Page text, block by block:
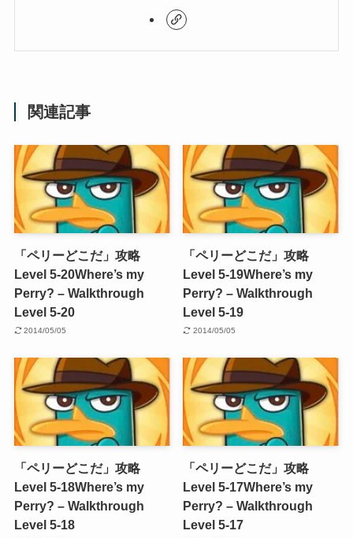
関連記事
「ペリーどこだ」攻略
Level 5-20Where’s my
Perry? – Walkthrough
Level 5-20
2014/05/05
「ペリーどこだ」攻略
Level 5-19Where’s my
Perry? – Walkthrough
Level 5-19
2014/05/05
「ペリーどこだ」攻略
Level 5-18Where’s my
Perry? – Walkthrough
Level 5-18
「ペリーどこだ」攻略
Level 5-17Where’s my
Perry? – Walkthrough
Level 5-17